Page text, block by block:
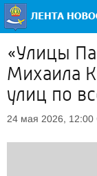
«Улицы
Михаила
улиц по
24 мая 2026, 12:00